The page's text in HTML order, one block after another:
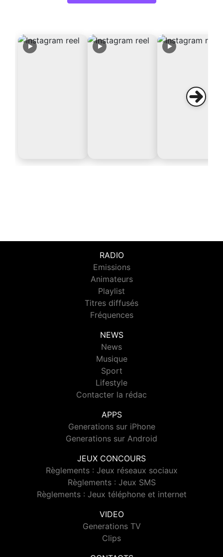
RADIO
Emissions
Animateurs
Playlist
Titres diffusés
Fréquences
NEWS
News
Musique
Sport
Lifestyle
Contacter la rédac
APPS
Generations sur iPhone
Generations sur Android
JEUX CONCOURS
Règlements : Jeux réseaux sociaux
Règlements : Jeux SMS
Règlements : Jeux téléphone et internet
VIDEO
Generations TV
Clips